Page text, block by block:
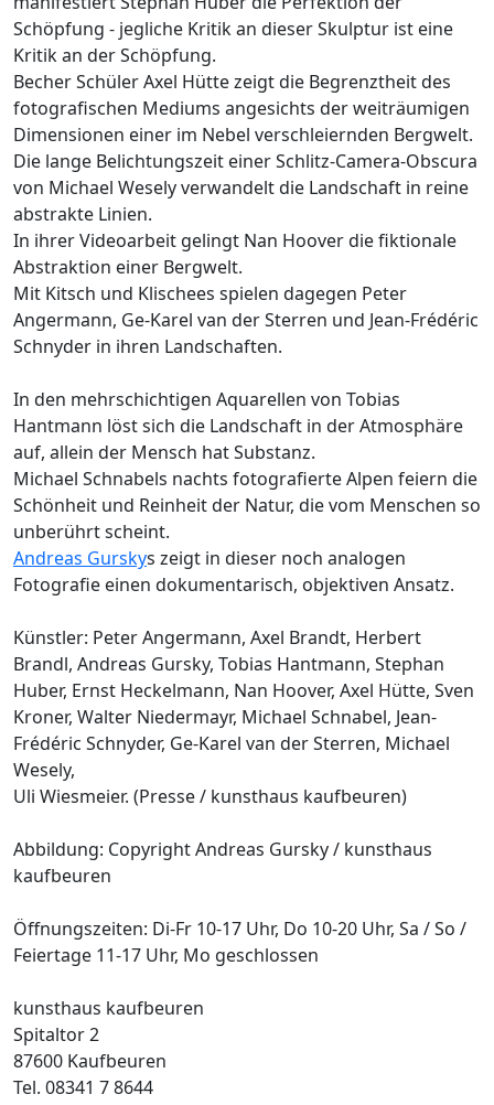
Schöpfung - jegliche Kritik an dieser Skulptur ist eine
Kritik an der Schöpfung.
Becher Schüler Axel Hütte zeigt die Begrenztheit des
fotografischen Mediums angesichts der weiträumigen
Dimensionen einer im Nebel verschleiernden Bergwelt.
Die lange Belichtungszeit einer Schlitz-Camera-Obscura
von Michael Wesely verwandelt die Landschaft in reine
abstrakte Linien.
In ihrer Videoarbeit gelingt Nan Hoover die fiktionale
Abstraktion einer Bergwelt.
Mit Kitsch und Klischees spielen dagegen Peter
Angermann, Ge-Karel van der Sterren und Jean-Frédéric
Schnyder in ihren Landschaften.
In den mehrschichtigen Aquarellen von Tobias
Hantmann löst sich die Landschaft in der Atmosphäre
auf, allein der Mensch hat Substanz.
Michael Schnabels nachts fotografierte Alpen feiern die
Schönheit und Reinheit der Natur, die vom Menschen so
unberührt scheint.
Andreas Gurskys zeigt in dieser noch analogen
Fotografie einen dokumentarisch, objektiven Ansatz.
Künstler: Peter Angermann, Axel Brandt, Herbert
Brandl, Andreas Gursky, Tobias Hantmann, Stephan
Huber, Ernst Heckelmann, Nan Hoover, Axel Hütte, Sven
Kroner, Walter Niedermayr, Michael Schnabel, Jean-
Frédéric Schnyder, Ge-Karel van der Sterren, Michael
Wesely,
Uli Wiesmeier. (Presse / kunsthaus kaufbeuren)
Abbildung: Copyright Andreas Gursky / kunsthaus
kaufbeuren
Öffnungszeiten: Di-Fr 10-17 Uhr, Do 10-20 Uhr, Sa / So /
Feiertage 11-17 Uhr, Mo geschlossen
kunsthaus kaufbeuren
Spitaltor 2
87600 Kaufbeuren
Tel. 08341 7 8644